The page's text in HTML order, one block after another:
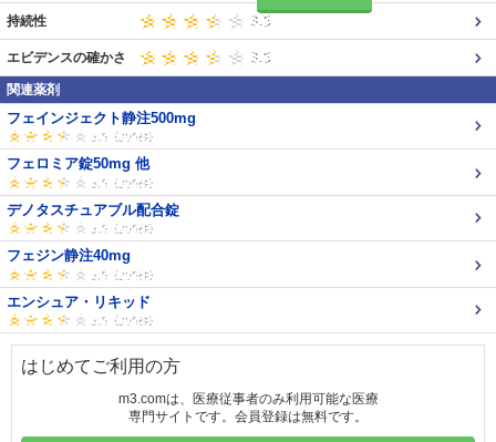
持続性
エビデンスの確かさ
関連薬剤
フェインジェクト静注500mg
フェロミア錠50mg 他
デノタスチュアブル配合錠
フェジン静注40mg
エンシュア・リキッド
はじめてご利用の方
m3.comは、医療従事者のみ利用可能な医療
専門サイトです。会員登録は無料です。